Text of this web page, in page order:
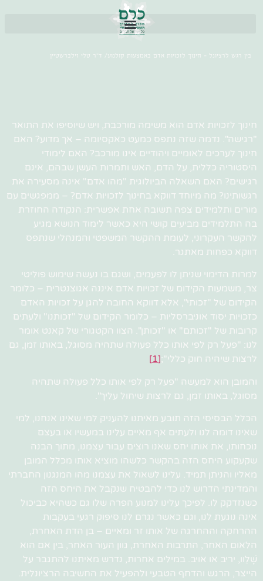
בין רגש לרציונל – חינוך לזכויות אדם באמצעות קולנוע/ ד"ר טלי זילברשטיין
חינוך לזכויות אדם הוא משימה מורכבת, ויש שיוסיפו את התואר
"רגישה". נדמה שזה נתפס כמעט כאקסיומה – אך מדוע? האם
חינוך לערכים לאומיים ויהודיים אינו מורכב? האם לימודי
היסטוריה כללית, על הדם, האש ותמרות העשן שבהם, אינם
רגישים? האם השאלה הביולוגית "מהו אדם" אינה מסעירה את
רגשותינו? מה מיוחד דווקא בחינוך לזכויות אדם? – ממפגשים עם
מורים ותלמידים צפה תשובה אחת אפשרית: הנקודה החוזרת
בה התלמידים מביעים קושי היא כאשר לימוד הנושא מגיע
להקשר העקרוני, לעומת ההקשר המשפטי והמנהלי שנתפס
דווקא כפחות מאתגר.
למרות הדימוי שניתן לו לפעמים, ושגם בו נעשה שימוש פוליטי
צר, משמעות הקידום של זכויות אדם איננה אגוצנטרית – כלומר
הקידום של "זכותי", אלא דווקא החובה להגן על זכויות האדם
כזכויות יסוד אוניברסליות – כלומר הקידום של "זכותנו" ולעתים
קרובות של "זכותם" או "זכותן". הצוו הקטגורי של קאנט אומר
לנו: "פעל רק לפי אותו כלל פעולה שתהיה מסוגל, באותו זמן, גם
לרצות שיהיה חוק כללי";[1]
והמובן הוא למעשה "פעל רק לפי אותו כלל פעולה שתהיה
מסוגל, באותו זמן, גם לרצות שיחול עליך".
הכלל הבסיסי הזה תובע מאיתנו להעניק למי שאינו אנחנו, למי
שאינו דומה לנו ולעתים אף מאיים עלינו במעשיו או בעצם
נוכחותו, את אותו יחס שאנו רוצים עבור עצמנו, מתוך הבנה
שקעקוע היחס הזה בהקשר כלשהו מוציא אותו מכלל המובן
מאליו והניתן תמיד. עלינו לשאול את עצמנו מהו המנגנון החברתי
והמדינתי הדרוש לנו כדי להבטיח שנקבל את היחס הזה
כשנזדקק לו. לפיכך עלינו למנוע הפרה שלו גם כשהיא כביכול
אינה נוגעת לנו, וגם כאשר נגרם לנו סיפוק רגעי בעקבות
ההרחקה וההחרגה של אותו זר ומאיים – בן הדת האחרת,
הלאום האחר, התרבות האחרת, גוון העור האחר, בין אם הוא
שָׁלֵוו, יריב או אויב. במילים אחרות, נדרש מאיתנו להתגבר על
הייצר, הרגש והדחף הטבעי ולהפעיל את החשיבה הרציונלית.